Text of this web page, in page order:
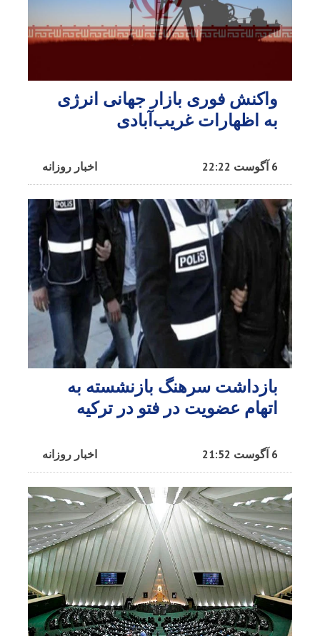
واکنش فوری بازار جهانی انرژی
به اظهارات غریب‌آبادی
اخبار روزانه 6 آگوست 22:22
بازداشت سرهنگ بازنشسته به
اتهام عضویت در فتو در ترکیه
اخبار روزانه 6 آگوست 21:52